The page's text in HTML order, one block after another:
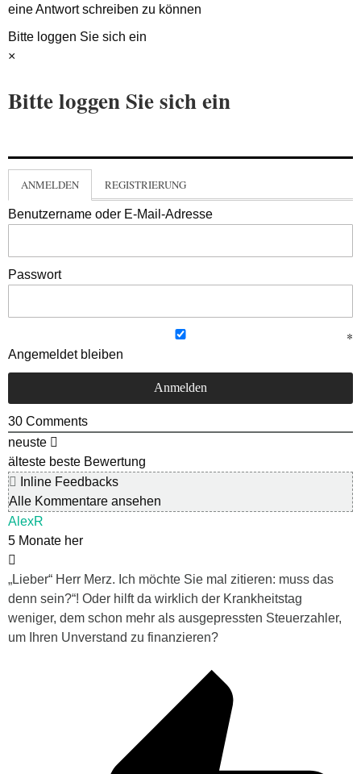
eine Antwort schreiben zu können
Bitte loggen Sie sich ein
×
Bitte loggen Sie sich ein
ANMELDEN REGISTRIERUNG
Benutzername oder E-Mail-Adresse
Passwort
Angemeldet bleiben
30 Comments
neuste
älteste beste Bewertung
Inline Feedbacks
Alle Kommentare ansehen
AlexR
5 Monate her
„Lieber“ Herr Merz. Ich möchte Sie mal zitieren: muss das
denn sein?“! Oder hilft da wirklich der Krankheitstag
weniger, dem schon mehr als ausgepressten Steuerzahler,
um Ihren Unverstand zu finanzieren?